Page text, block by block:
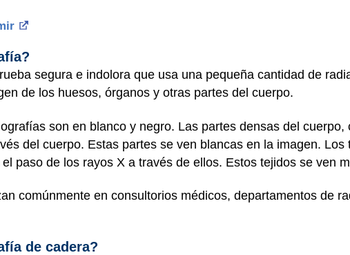
segura e indolora que usa una pequeña cantidad de
de los huesos, órganos y otras partes del cuerpo.
son en blanco y negro. Las partes densas del
del cuerpo. Estas partes se ven blancas en la imagen.
paso de los rayos X a través de ellos. Estos tejidos se ven
comúnmente en consultorios médicos, departamentos de
de cadera?